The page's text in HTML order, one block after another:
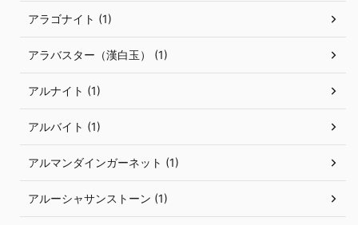
アラゴナイト (1)
アラバスター（漢白玉） (1)
アルナイト (1)
アルバイト (1)
アルマンダインガーネット (1)
アルーシャサンストーン (1)